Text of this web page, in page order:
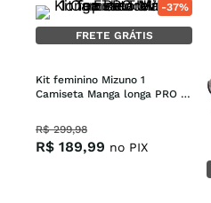
-37%
FRETE GRÁTIS
Kit feminino Mizuno 1
Camiseta Manga longa PRO
R$ 299,98
R$ 189,99 no PIX